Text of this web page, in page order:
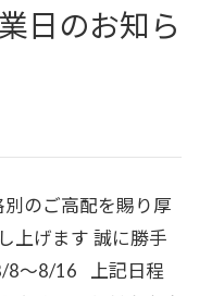
日のお知ら
のご高配を賜り厚
上げます 誠に勝手
8～8/16 上記日程